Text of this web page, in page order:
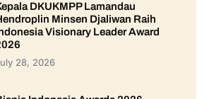
DKUKMPP Lamandau
Minsen Djaliwan Raih
Visionary Leader Award
28, 2026